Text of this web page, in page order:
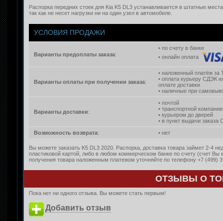
Распорка передних стоек для Kia K5 DL3 устанавливается в штатные
так как не несет нагрузки ни на один узел в автомобиле.
УСЛОВИЯ ПРОДАЖИ
Варианты предоплаты заказа:
• по счету в банке
• онлайн оплата
Варианты оплаты при получении заказа:
• наложенный платёж за
• оплата курьеру СДЭК
оплате доставки
• наличные при
Варианты доставки:
• почтой
• транспортной
• курьером до дверей
• в пункт выдачи заказа
Возможность возврата: • нет
Вы можете заказать K5 DL3 2020. Распорка, доставка товара займет 2-4
пластиковой картой, либо в любом коммерческом банке по счету (счет
получения товара наложенным платежом уточняйте по телефону +7 (499)
ОТЗЫВЫ О
Пока нет ни одного отзыва. Вы можете стать первым!
Добавить отзыв